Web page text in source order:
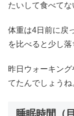
たいして食べてな
体重は4日前に戻
を比べると少し落
昨日ウォーキン
てたんでしょうね
睡眠時間（